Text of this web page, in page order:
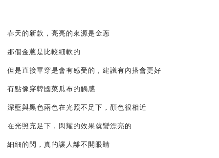
春天的新款，亮亮的來源是金蔥
那個金蔥是比較細軟的
但是直接單穿是會有感受的，建議有內搭會更好
有點像穿韓國菜瓜布的觸感
深藍與黑色兩色在光照不足下，顏色很相近
在光照充足下，閃耀的效果就蠻漂亮的
細細的閃，真的讓人離不開眼睛